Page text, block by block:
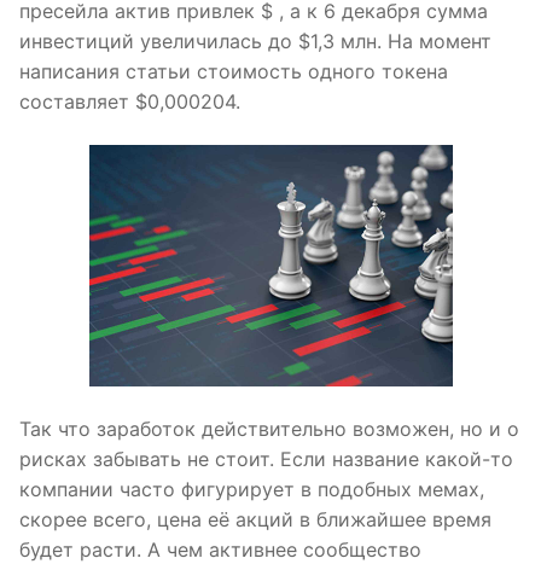
пресейла актив привлек $ , а к 6 декабря сумма
инвестиций увеличилась до $1,3 млн. На момент
написания статьи стоимость одного токена
составляет $0,000204.
Так что заработок действительно возможен, но и о
рисках забывать не стоит. Если название какой-то
компании часто фигурирует в подобных мемах,
скорее всего, цена её акций в ближайшее время
будет расти. А чем активнее сообщество